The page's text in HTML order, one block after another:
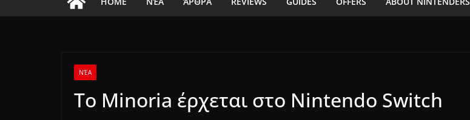
ΝΈΑ
Το Minoria έρχεται στο Nintendo Switch